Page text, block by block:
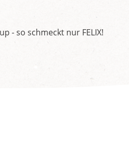
- so schmeckt nur FELIX!